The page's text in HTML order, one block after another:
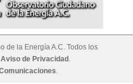
de la Energía A.C. Todos los
Aviso de Privacidad .
.